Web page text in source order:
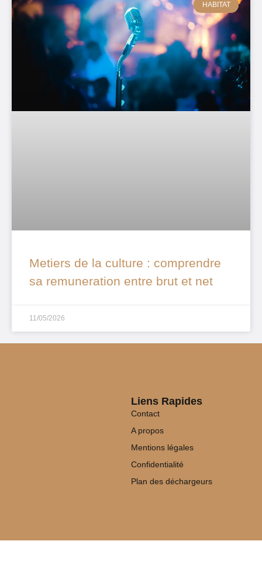
HABITAT
Metiers de la culture : comprendre
sa remuneration entre brut et net
11/05/2026
Liens Rapides
Contact
A propos
Mentions légales
Confidentialité
Plan des déchargeurs